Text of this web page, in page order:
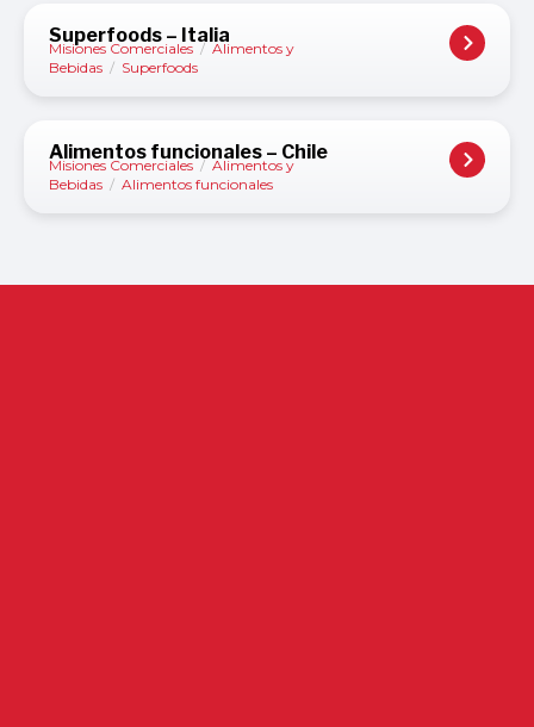
Superfoods – Italia
Misiones Comerciales / Alimentos y
Bebidas / Superfoods
Alimentos funcionales – Chile
Misiones Comerciales / Alimentos y
Bebidas / Alimentos funcionales